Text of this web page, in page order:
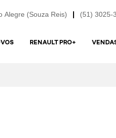
(51) 3025-
Alegre (Souza Reis)
RENAULT PRO+